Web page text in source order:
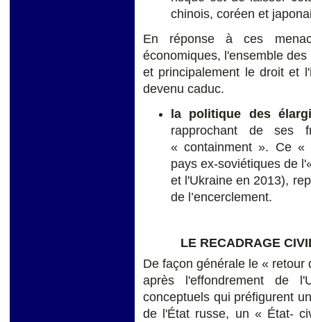
chinois, coréen et
En réponse à ces
économiques, l'ensemble
et principalement le droit et
devenu caduc.
la politique des
rapprochant de ses
« containment ». Ce «
pays ex-soviétiques de
et l'Ukraine en 2013),
de l’encerclement.
LE RECADRAGE
De façon générale le «
après l'effondrement de
conceptuels qui préfigurent
de l'État russe, un « État-